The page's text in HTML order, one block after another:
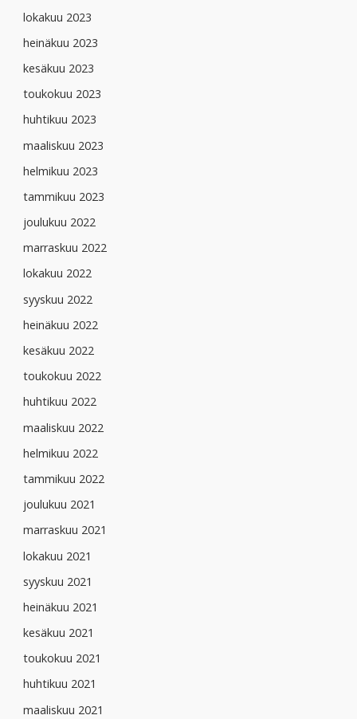
lokakuu 2023
heinäkuu 2023
kesäkuu 2023
toukokuu 2023
huhtikuu 2023
maaliskuu 2023
helmikuu 2023
tammikuu 2023
joulukuu 2022
marraskuu 2022
lokakuu 2022
syyskuu 2022
heinäkuu 2022
kesäkuu 2022
toukokuu 2022
huhtikuu 2022
maaliskuu 2022
helmikuu 2022
tammikuu 2022
joulukuu 2021
marraskuu 2021
lokakuu 2021
syyskuu 2021
heinäkuu 2021
kesäkuu 2021
toukokuu 2021
huhtikuu 2021
maaliskuu 2021